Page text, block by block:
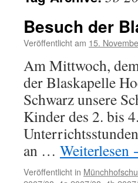
Besuch der
Veröffentlicht am 15.
Am Mittwoch,
der Blaskapelle
Schwarz unsere
Kinder des 2. bis
an … Weiterlesen
Veröffentlicht in